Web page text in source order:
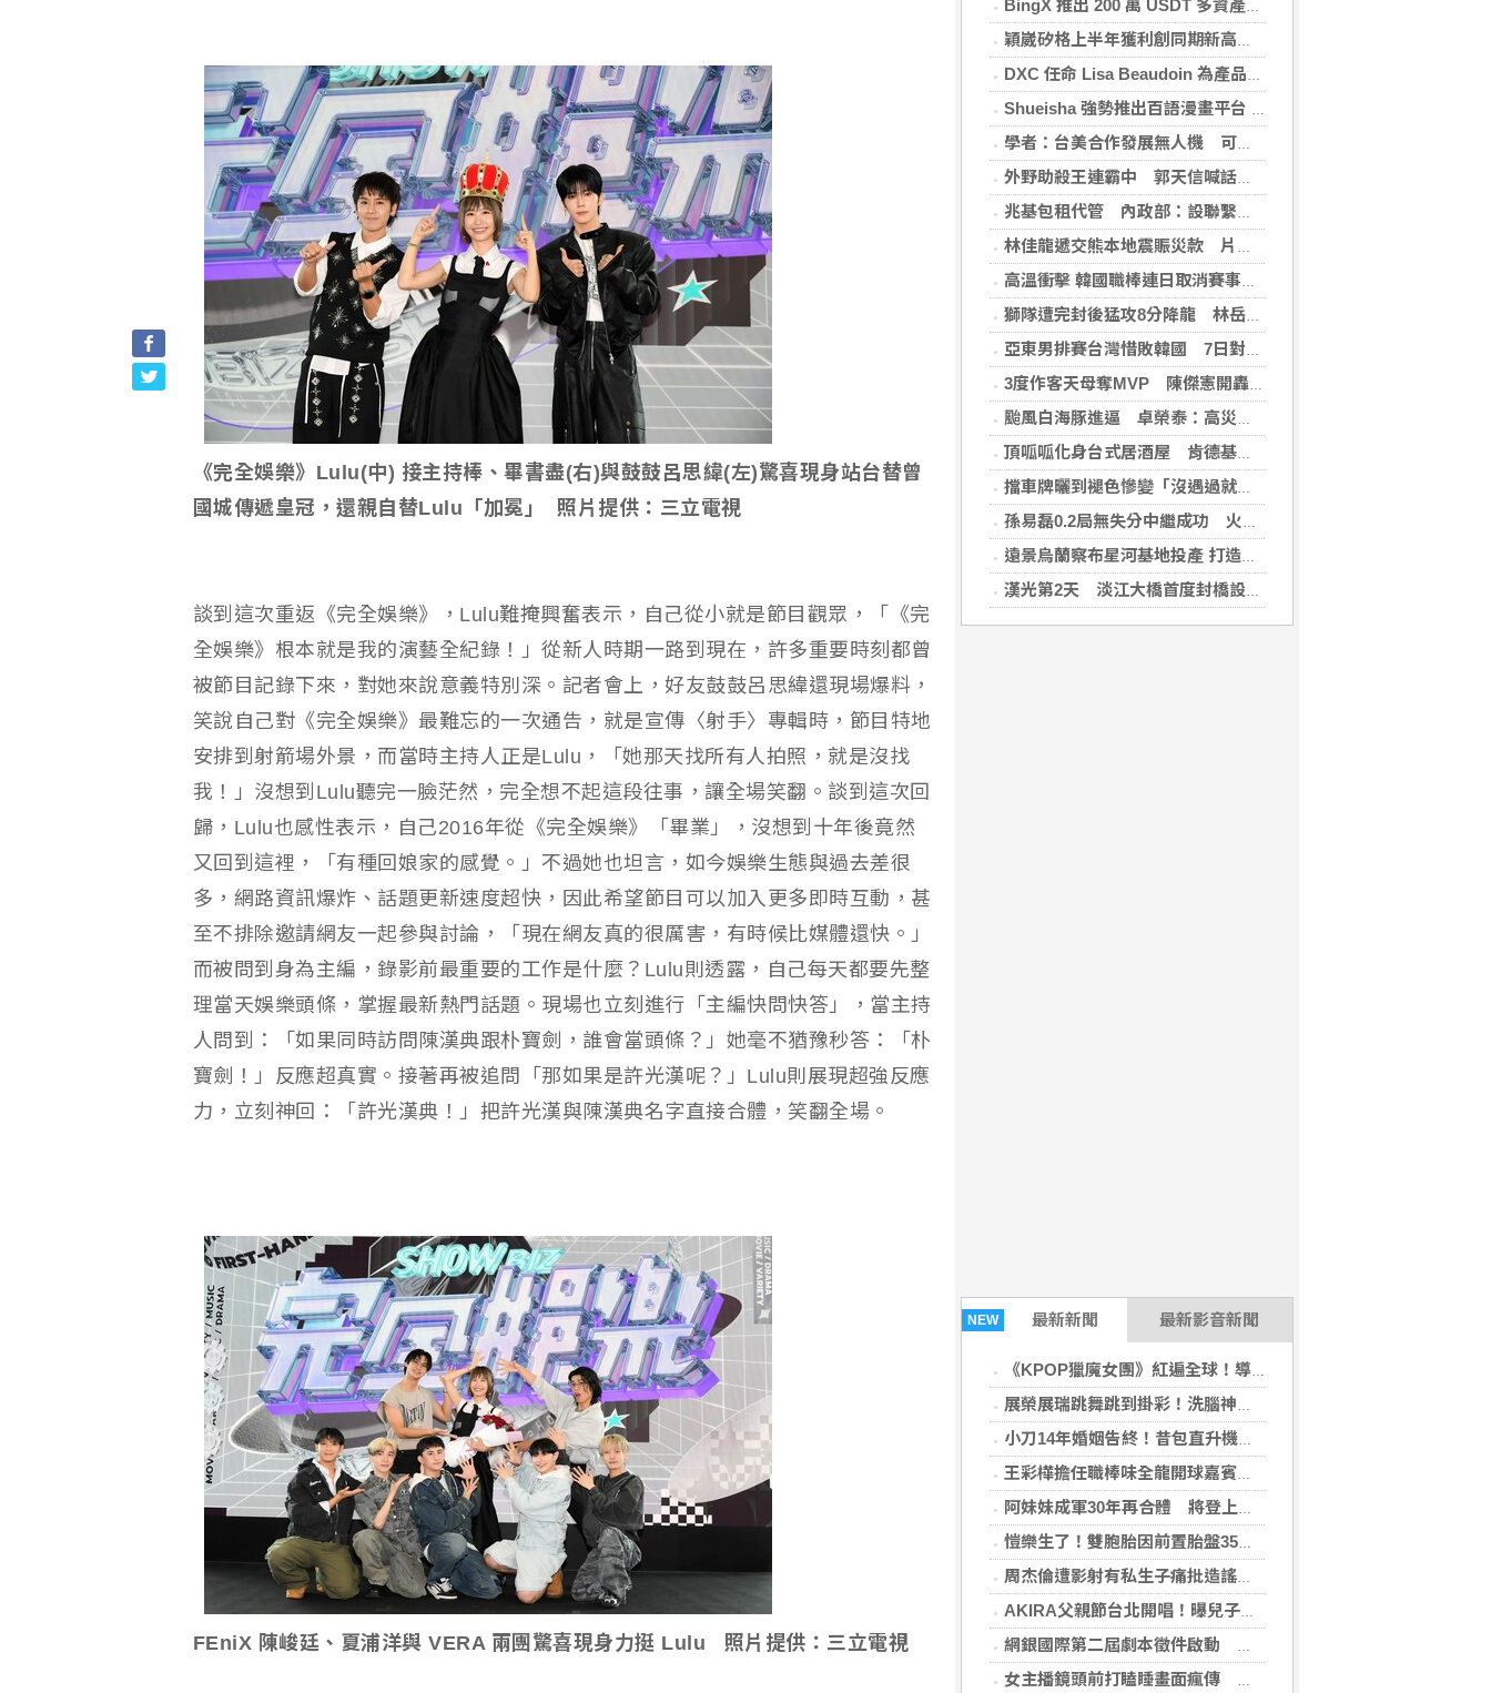
BingX 推出 200 萬 USDT 多資產交易活動，聚焦當前最受關注的市場趨勢
穎崴矽格上半年獲利創同期新高 AI先進製程需求帶動
DXC 任命 Lisa Beaudoin 為產品總監，以加速產品導向型增長
Shueisha 強勢推出百語漫畫平台 MANGA MILLION 大舉進軍全球市場
學者：台美合作發展無人機 可降對中依賴強化嚇阻
外野助殺王連霸中 郭天信喊話挑戰生涯百助殺
兆基包租代管 內政部：設聯繫諮詢窗口統一受理
林佳龍遞交熊本地震賑災款 片山和之：患難見真情
高溫衝擊 韓國職棒連日取消賽事、11日起晚間7時開打
獅隊遭完封後猛攻8分降龍 林岳平：總是要發揮
亞東男排賽台灣惜敗韓國 7日對戰日本拚4強
3度作客天母奪MVP 陳傑憲開轟擊退雙殺心魔
颱風白海豚進逼 卓榮泰：高災害潛勢區加強預防性整備
頂呱呱化身台式居酒屋 肯德基聯名EVA攻漫迷
擋車牌曬到褪色慘變「沒遇過就好了」！崔始源親朝聖崩潰喊：記得常換照片
孫易磊0.2局無失分中繼成功 火腿擊敗軟銀
遠景烏蘭察布星河基地投產 打造吉瓦級AI基礎設施新模式
漢光第2天 淡江大橋首度封橋設3防線阻敵直衝中樞
NEW 最新新聞 最新影音新聞
《KPOP獵魔女團》紅遍全球！導演攜幕後團隊訪台揭成功秘訣
展榮展瑞跳舞跳到掛彩！洗腦神曲吸3千萬次觀看
小刀14年婚姻告終！昔包直升機求婚 豪砸545萬辦婚禮還找連戰證婚
王彩樺擔任職棒味全龍開球嘉賓，聊到精采演出點滴，竟有些感觸哽咽…
阿妹妹成軍30年再合體 將登上萬人音樂節
愷樂生了！雙胞胎因前置胎盤35週提前報到 她心疼喊：媽媽很抱歉
周杰倫遭影射有私生子痛批造謠 女主角劉若雪突發律師聲明
AKIRA父親節台北開唱！曝兒子學會喊加油 萌問：有沒有把現場炒熱？
網銀國際第二屆劇本徵件啟動 尋找下一個大銀幕故事
女主播鏡頭前打瞌睡畫面瘋傳 背後原因曝！觀眾挺她：辛苦了
《完全娛樂》Lulu(中) 接主持棒、畢書盡(右)與鼓鼓呂思緯(左)驚喜現身站台替曾
國城傳遞皇冠，還親自替Lulu「加冕」 照片提供：三立電視
談到這次重返《完全娛樂》，Lulu難掩興奮表示，自己從小就是節目觀眾，「《完
全娛樂》根本就是我的演藝全紀錄！」從新人時期一路到現在，許多重要時刻都曾
被節目記錄下來，對她來說意義特別深。記者會上，好友鼓鼓呂思緯還現場爆料，
笑說自己對《完全娛樂》最難忘的一次通告，就是宣傳〈射手〉專輯時，節目特地
安排到射箭場外景，而當時主持人正是Lulu，「她那天找所有人拍照，就是沒找
我！」沒想到Lulu聽完一臉茫然，完全想不起這段往事，讓全場笑翻。談到這次回
歸，Lulu也感性表示，自己2016年從《完全娛樂》「畢業」，沒想到十年後竟然
又回到這裡，「有種回娘家的感覺。」不過她也坦言，如今娛樂生態與過去差很
多，網路資訊爆炸、話題更新速度超快，因此希望節目可以加入更多即時互動，甚
至不排除邀請網友一起參與討論，「現在網友真的很厲害，有時候比媒體還快。」
而被問到身為主編，錄影前最重要的工作是什麼？Lulu則透露，自己每天都要先整
理當天娛樂頭條，掌握最新熱門話題。現場也立刻進行「主編快問快答」，當主持
人問到：「如果同時訪問陳漢典跟朴寶劍，誰會當頭條？」她毫不猶豫秒答：「朴
寶劍！」反應超真實。接著再被追問「那如果是許光漢呢？」Lulu則展現超強反應
力，立刻神回：「許光漢典！」把許光漢與陳漢典名字直接合體，笑翻全場。
FEniX 陳峻廷、夏浦洋與 VERA 兩團驚喜現身力挺 Lulu 照片提供：三立電視